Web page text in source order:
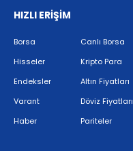
HIZLI ERİŞİM
Borsa
Hisseler
Endeksler
Varant
Haber
Canlı Borsa
Kripto Para
Altın Fiyatları
Döviz Fiyatları
Pariteler